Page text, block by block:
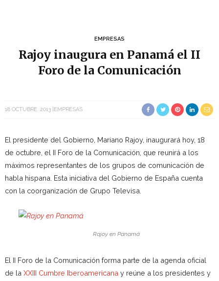
EMPRESAS
Rajoy inaugura en Panamá el II
Foro de la Comunicación
18 OCTUBRE, 2013 EMPRESAS
El presidente del Gobierno, Mariano Rajoy, inaugurará hoy, 18
de octubre, el II Foro de la Comunicación, que reunirá a los
máximos representantes de los grupos de comunicación de
habla hispana. Esta iniciativa del Gobierno de España cuenta
con la coorganización de Grupo Televisa.
Rajoy en Panamá
El II Foro de la Comunicación forma parte de la agenda oficial
de la XXIII Cumbre Iberoamericana y reúne a los presidentes y